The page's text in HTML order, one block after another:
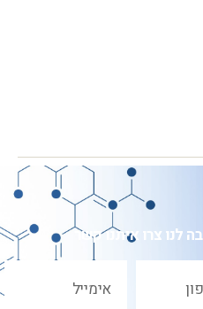
לנו צרו איתנו קשר